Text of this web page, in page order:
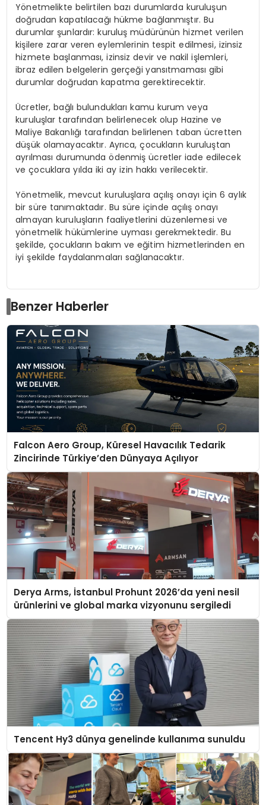
Yönetmelikte belirtilen bazı durumlarda kuruluşun
doğrudan kapatılacağı hükme bağlanmıştır. Bu
durumlar şunlardır: kuruluş müdürünün hizmet verilen
kişilere zarar veren eylemlerinin tespit edilmesi, izinsiz
hizmete başlanması, izinsiz devir ve nakil işlemleri,
ibraz edilen belgelerin gerçeği yansıtmaması gibi
durumlar doğrudan kapatma gerektirecektir.
Ücretler, bağlı bulundukları kamu kurum veya
kuruluşlar tarafından belirlenecek olup Hazine ve
Maliye Bakanlığı tarafından belirlenen taban ücretten
düşük olamayacaktır. Ayrıca, çocukların kuruluştan
ayrılması durumunda ödenmiş ücretler iade edilecek
ve çocuklara yılda iki ay izin hakkı verilecektir.
Yönetmelik, mevcut kuruluşlara açılış onayı için 6 aylık
bir süre tanımaktadır. Bu süre içinde açılış onayı
almayan kuruluşların faaliyetlerini düzenlemesi ve
yönetmelik hükümlerine uyması gerekmektedir. Bu
şekilde, çocukların bakım ve eğitim hizmetlerinden en
iyi şekilde faydalanmaları sağlanacaktır.
Benzer Haberler
Falcon Aero Group, Küresel Havacılık Tedarik
Zincirinde Türkiye’den Dünyaya Açılıyor
Derya Arms, İstanbul Prohunt 2026’da yeni nesil
ürünlerini ve global marka vizyonunu sergiledi
Tencent Hy3 dünya genelinde kullanıma sunuldu